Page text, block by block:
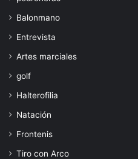
Balonmano
Entrevista
Artes marciales
golf
Halterofilia
Natación
Frontenis
Tiro con Arco